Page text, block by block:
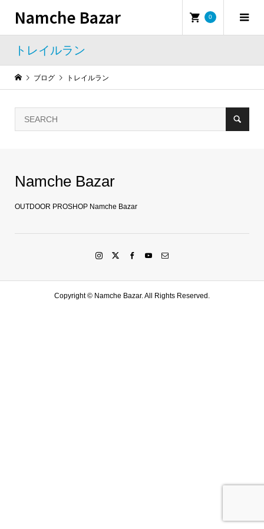
Namche Bazar 0
トレイルラン
ブログ トレイルラン
Namche Bazar
OUTDOOR PROSHOP Namche Bazar
Copyright © Namche Bazar. All Rights Reserved.
LINE友達登録